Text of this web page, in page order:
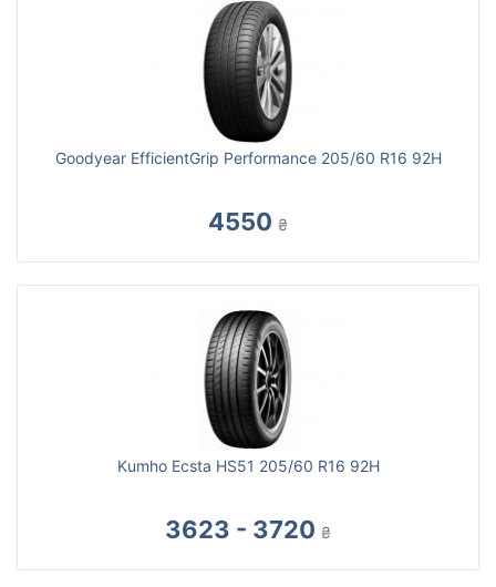
Goodyear EfficientGrip Performance 205/60 R16 92H
4550 ₴
Kumho Ecsta HS51 205/60 R16 92H
3623 - 3720 ₴